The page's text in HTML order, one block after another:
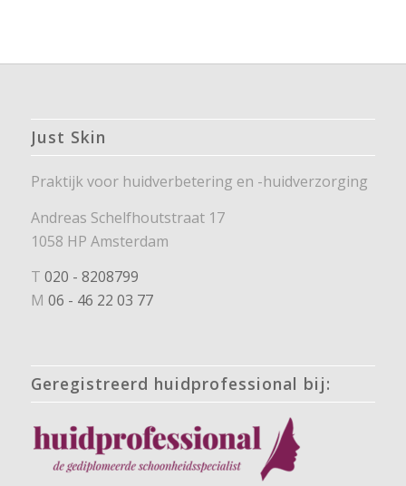
Just Skin
Praktijk voor huidverbetering en -huidverzorging
Andreas Schelfhoutstraat 17
1058 HP Amsterdam
T 020 - 8208799
M 06 - 46 22 03 77
Geregistreerd huidprofessional bij: